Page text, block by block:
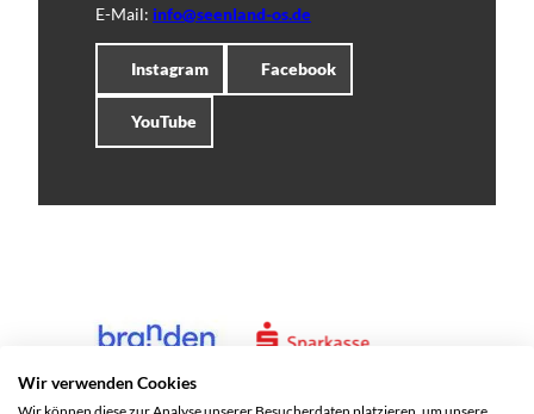
E-Mail: info@seenland-os.de
Instagram Facebook
YouTube
Wir verwenden Cookies